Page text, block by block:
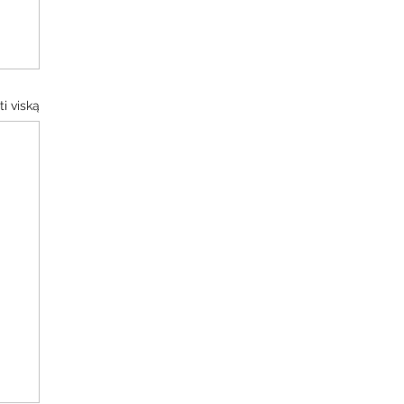
viską